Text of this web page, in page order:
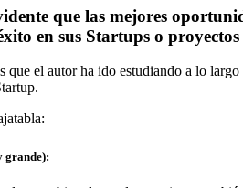
que las mejores
en sus Startups o
que el autor ha ido estudiando a lo
grande):